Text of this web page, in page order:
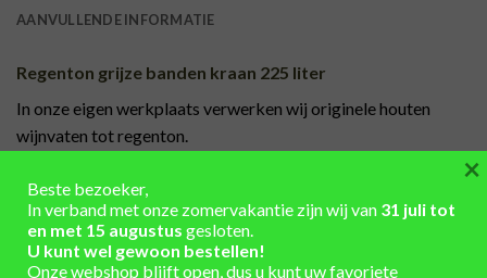
AANVULLENDE INFORMATIE
Regenton grijze banden kraan 225 liter
In onze eigen werkplaats verwerken wij originele houten
wijnvaten tot regenton.
eruit halen, eikenhouten handgreep erop en aan de binnenkant
een plankje voor extra stevigheid, banden er weer om en
klaar.
Beste bezoeker,
In verband met onze zomervakantie zijn wij van 31 juli tot
en met 15 augustus gesloten.
U kunt wel gewoon bestellen!
Onze webshop blijft open, dus u kunt uw favoriete
×